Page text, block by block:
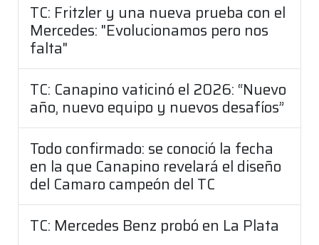
TC: Fritzler y una nueva prueba con el
Mercedes: "Evolucionamos pero nos
falta"
TC: Canapino vaticinó el 2026: “Nuevo
año, nuevo equipo y nuevos desafíos”
Todo confirmado: se conoció la fecha
en la que Canapino revelará el diseño
del Camaro campeón del TC
TC: Mercedes Benz probó en La Plata